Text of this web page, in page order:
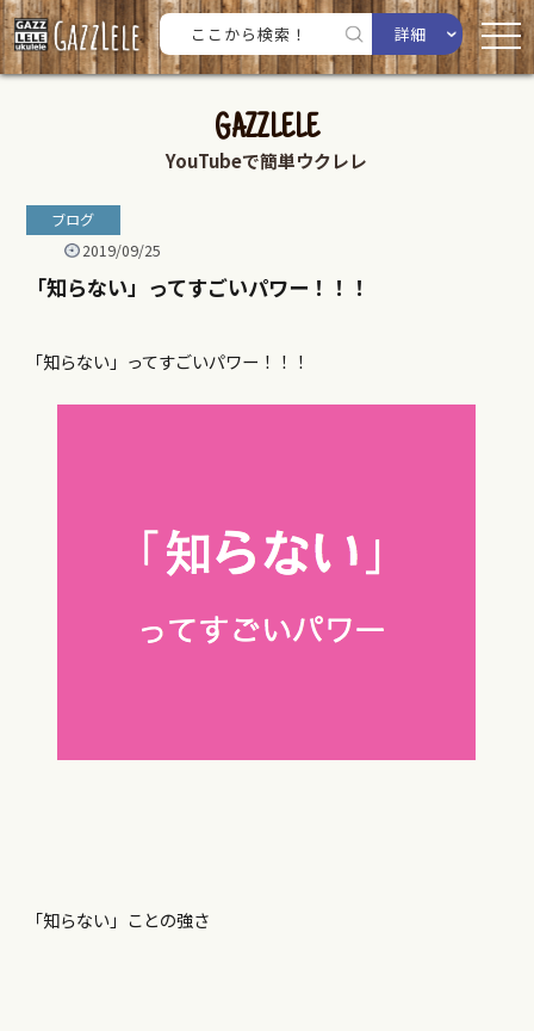
詳細
GAZZLELE
YouTubeで簡単ウクレレ
ブログ
2019/09/25
「知らない」ってすごいパワー！！！
「知らない」ってすごいパワー！！！
「知らない」ことの強さ